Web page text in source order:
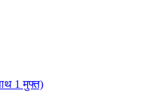
g (1 के साथ 1 मुफ्त)